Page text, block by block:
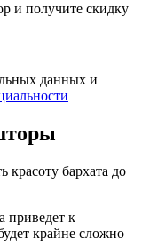
и получите скидку
данных и
красоту бархата до
приведет к
крайне сложно